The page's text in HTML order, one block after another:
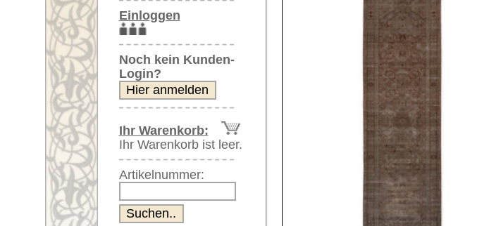
Artikelnummer:
Moderne Teppiche
Orientteppiche
Unifarben/ungemustert
Seidenteppiche
Große Teppiche
(über 300x200 cm)
Sehr große XL Teppiche
(über 400x200 cm)
Riesige XXL Teppiche
(über 600x200 cm)
Läufer / Galerien
Runde & ovale Teppiche
Antike Teppiche
Antike China Teppiche
Weitere größere Bilder (öffnen sich in neuem Fenster)
Bitte klicken Sie auf die kleinen Bilder weiter unten für Bilder in höherer Auflösung
Hauptbild Bild Nr. 5